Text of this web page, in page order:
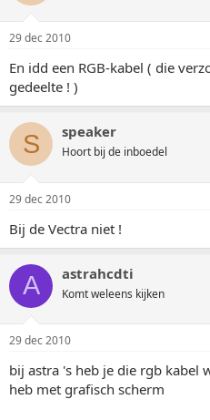
29 dec 2010
En idd een RGB-kabel ( die
gedeelte ! )
S speaker
Hoort bij de inboedel
29 dec 2010
Bij de Vectra niet !
A astrahcdti
Komt weleens kijken
29 dec 2010
bij astra 's heb je die rgb kabel
heb met grafisch scherm